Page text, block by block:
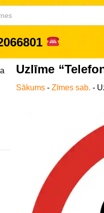
Uzlīme
Sākums- Zīmes sab. -